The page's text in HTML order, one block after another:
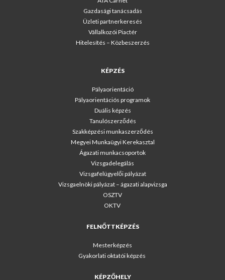
Gazdasági tanácsadás
Üzleti partnerkeresés
Vállalkozói Piactér
Hitelesítés – Közbeszerzés
KÉPZÉS
Pályaorientáció
Pályaorientációs programok
Duális képzés
Tanulószerződés
Szakképzési munkaszerződés
Megyei Munkaügyi Kerekasztal
Ágazati munkacsoportok
Vizsgadelegálás
Vizsgafelügyelői pályázat
Vizsgaelnöki pályázat – ágazati alapvizsga
OSZTV
OKTV
FELNŐTTKÉPZÉS
Mesterképzés
Gyakorlati oktatói képzés
KÉPZŐHELY